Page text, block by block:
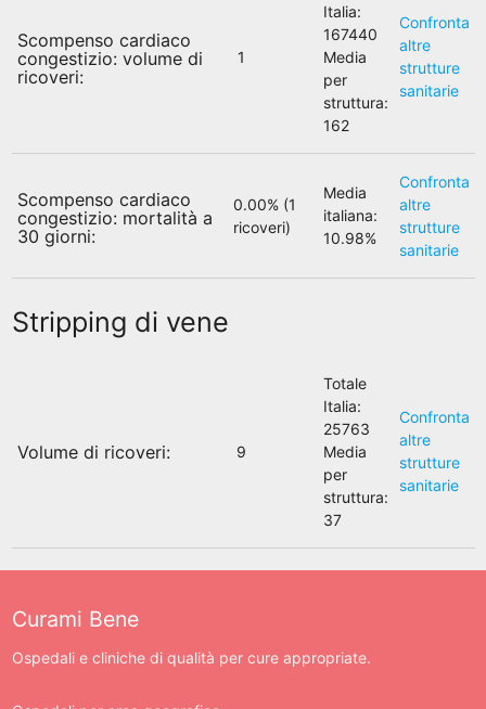
Scompenso cardiaco
congestizio: volume di
ricoveri:
1
Italia:
167440
Media
per
struttura:
162
Confronta
altre
strutture
sanitarie
Scompenso cardiaco
congestizio: mortalità a
30 giorni:
0.00% (1
ricoveri)
Media
italiana:
10.98%
Confronta
altre
strutture
sanitarie
Stripping di vene
Volume di ricoveri: 9
Totale
Italia:
25763
Media
per
struttura:
37
Confronta
altre
strutture
sanitarie
Curami Bene
Ospedali e cliniche di qualità per cure appropriate.